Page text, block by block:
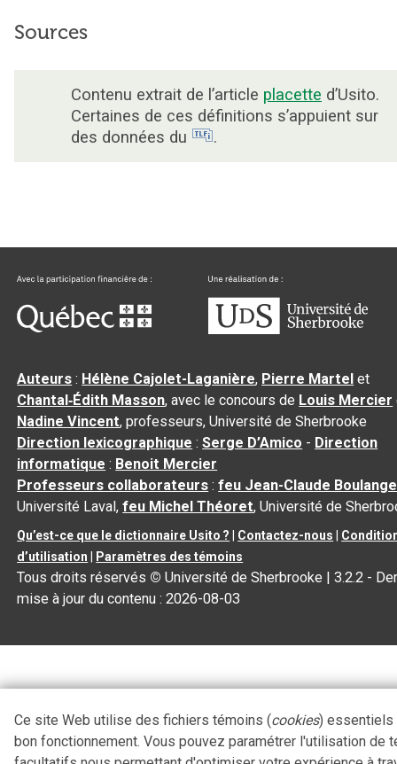
Sources
Contenu extrait de l’article placette d’Usito.
Certaines de ces définitions s’appuient sur
des données du
.
Auteurs : Hélène Cajolet-Laganière, Pierre Martel et
Chantal‑Édith Masson, avec le concours de Louis Mercier
Nadine Vincent, professeurs, Université de Sherbrooke
Direction lexicographique :Serge D’Amico - Direction
informatique : Benoit Mercier
Professeurs collaborateurs :feu Jean-Claude
Université Laval,feu Michel Théoret, Université de
Qu’est-ce que le dictionnaire Usito ? Contactez-nous
d’utilisation
Paramètres des témoins
Tous droits réservés © Université de Sherbrooke |3.2.2 -
mise à jour du contenu :2026-08-03
Ce site Web utilise des fichiers témoins (cookies) essentiels
bon fonctionnement. Vous pouvez paramétrer l'utilisation de